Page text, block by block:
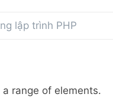
lập trình PHP
range of elements.